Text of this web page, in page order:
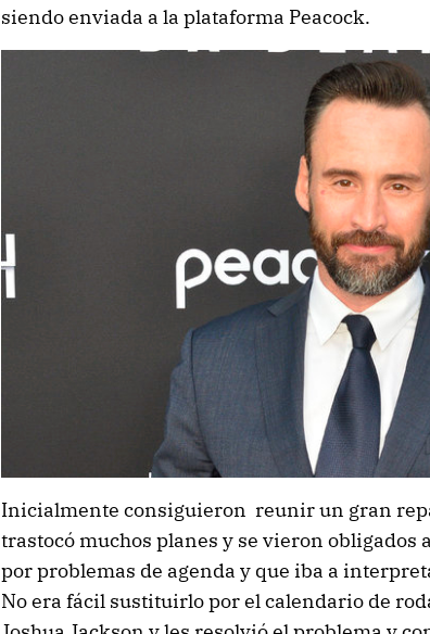
siendo enviada a la plataforma Peacock.
Inicialmente consiguieron reunir un gran
trastocó muchos planes y se vieron
por problemas de agenda y que iba a
No era fácil sustituirlo por el calendario de